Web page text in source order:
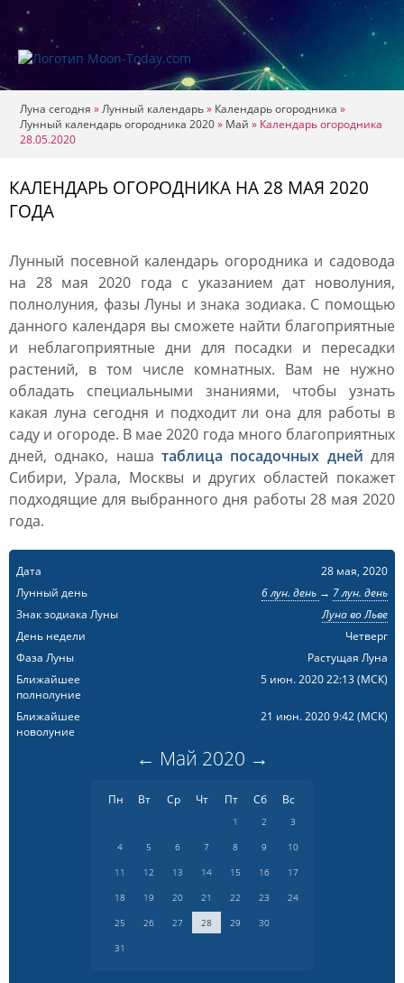
Луна сегодня »Лунный календарь» Календарь огородника »
Лунный календарь огородника 2020» Май » Календарь огородника
28.05.2020
КАЛЕНДАРЬ ОГОРОДНИКА НА 28 МАЯ 2020
ГОДА
Лунный посевной календарь огородника и садовода
на 28 мая 2020 года с указанием дат новолуния,
полнолуния, фазы Луны и знака зодиака. С помощью
данного календаря вы сможете найти благоприятные
и неблагоприятные дни для посадки и пересадки
растений, в том числе комнатных. Вам не нужно
обладать специальными знаниями, чтобы узнать
какая луна сегодня и подходит ли она для работы в
саду и огороде. В мае 2020 года много благоприятных
дней, однако, наша таблица посадочных дней для
Сибири, Урала, Москвы и других областей покажет
подходящие для выбранного дня работы 28 мая 2020
года.
Дата
28 мая, 2020
Лунный день
6 лун. день → 7 лун. день
Знак зодиака Луны
Луна во Льве
День недели
Четверг
Фаза Луны
Растущая Луна
Ближайшее
полнолуние
5 июн. 2020 22:13(МСК)
Ближайшее
новолуние
21 июн. 2020 9:42(МСК)
← Май 2020 →
Пн Вт Ср Чт Пт Сб Вс
1 2
3
4
5 6 7 8 9
10
11
12 13 14 15 16
17
18
19 20 21 22 23
24
25
26 27 28 29
30
31